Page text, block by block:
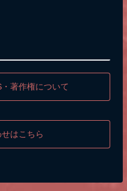
著作権について
はこちら